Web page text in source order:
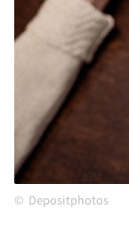
Depositphotos